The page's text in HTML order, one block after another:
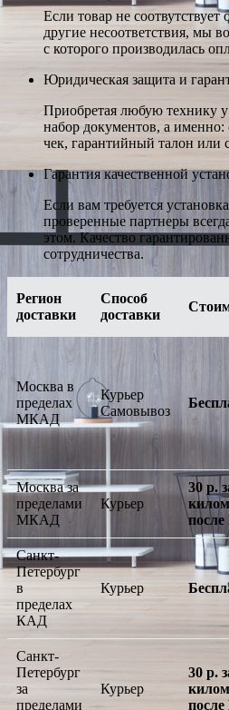
Если товар не
другие несоответствия, мы
с которого производилась
Юридическая защита и
Приобретая любую технику
набор документов, а именно:
чек, гарантийный талон или
Гарантия качественной
Если вам требуется
проверенные партнеры
этом. Качество
сотрудничества.
Регион
доставки
Способ
доставки
Москва в
пределах
МКАД
Курьер
Самовывоз
Москва за
пределами
МКАД
Курьер
30 р.
Санкт-
Петербург
в
пределах
КАД
Курьер
Санкт-
Петербург
за
пределами
Курьер
30 р.